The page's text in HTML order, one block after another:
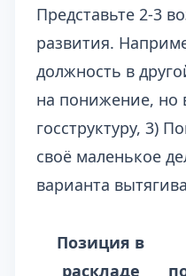
Представьте 2-3
развития.
должность в
на понижение, но
госструктуру, 3)
своё маленькое
варианта
Позиция в
раскладе